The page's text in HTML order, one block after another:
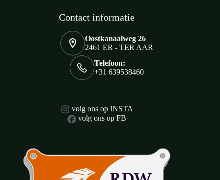
Contact informatie
Oostkanaalweg 26
2461 ER - TER AAR
Telefoon:
+31 639538460
volg ons op INSTA
volg ons op FB